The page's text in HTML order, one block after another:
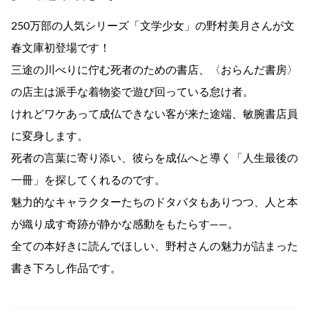
250万部の人気シリーズ「文学少女」の野村美月さんが文
春文庫初登場です！
三途の川べりに佇む死者のための書店、〈おらんだ書房〉
の店主は派手な着物姿で遊び回っている怠け者。
けれどワケあって成仏できない客が来た途端、敏腕書店員
に変身します。
死者の言葉に寄り添い、彼らを成仏へと導く「人生最後の
一冊」を探してくれるのです。
魅力的なキャラクターたちのドタバタもありつつ、人と本
が織り成す奇跡が静かな感動をもたらす――。
全ての本好きに読んでほしい、野村さんの魅力が詰まった
書き下ろし作品です。